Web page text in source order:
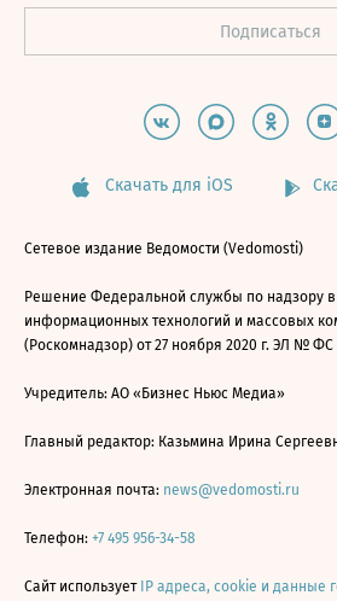
Скачать для iOS
Сетевое издание Ведомости (Vedomosti)
Решение Федеральной службы по надзору
информационных технологий и массовых
(Роскомнадзор) от 27 ноября 2020 г. ЭЛ № ФС
Учредитель: АО «Бизнес Ньюс Медиа»
Главный редактор: Казьмина Ирина
Электронная почта: news@vedomosti.ru
Телефон: +7 495 956-34-58
Сайт использует IP адреса, cookie и данные